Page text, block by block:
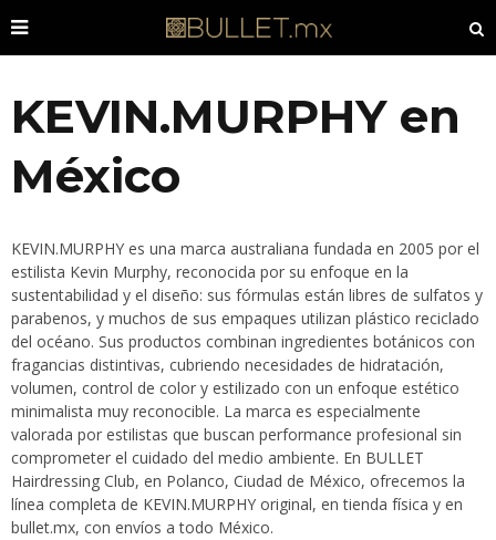
KEVIN.MURPHY en
México
KEVIN.MURPHY es una marca australiana fundada en 2005 por el
estilista Kevin Murphy, reconocida por su enfoque en la
sustentabilidad y el diseño: sus fórmulas están libres de sulfatos y
parabenos, y muchos de sus empaques utilizan plástico reciclado
del océano. Sus productos combinan ingredientes botánicos con
fragancias distintivas, cubriendo necesidades de hidratación,
volumen, control de color y estilizado con un enfoque estético
minimalista muy reconocible. La marca es especialmente
valorada por estilistas que buscan performance profesional sin
comprometer el cuidado del medio ambiente. En BULLET
Hairdressing Club, en Polanco, Ciudad de México, ofrecemos la
línea completa de KEVIN.MURPHY original, en tienda física y en
bullet.mx, con envíos a todo México.